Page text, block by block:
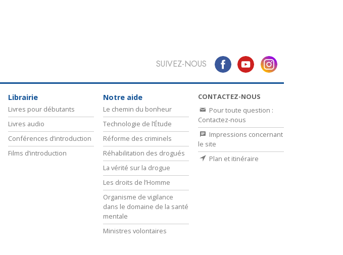
SUIVEZ-NOUS
Librairie
Livres pour débutants
Livres audio
Conférences d’introduction
Films d’introduction
Notre aide
Le chemin du bonheur
Technologie de l’Étude
Réforme des criminels
Réhabilitation des drogués
La vérité sur la drogue
Les droits de l’Homme
Organisme de vigilance
dans le domaine de la santé
mentale
Ministres volontaires
CONTACTEZ-NOUS
Pour toute question :
Contactez-nous
Impressions concernant
le site
Plan et itinéraire